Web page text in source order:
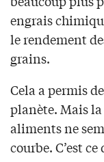
engrais
le rendement
grains.
Cela a permis
planète. Mais
aliments ne
courbe. C’est